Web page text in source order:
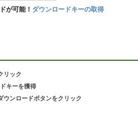
が可能！ ダウンロードキーの取得
リック
キーを獲得
ウンロードボタンをクリック